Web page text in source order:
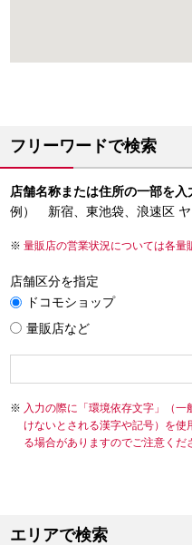
フリーワードで検索
店舗名称または住所の一部を入
例） 新宿、東池袋、浪速区
量販店の営業状況については各量
店舗区分を指定
ドコモショップ
量販店など
入力の際に「環境依存文字」（
けないとされる漢字や記号）を
る場合がありますのでご注意くだ
エリアで検索